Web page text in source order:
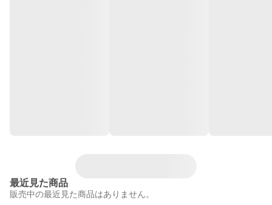
最近見た商品
販売中の最近見た商品はありません。